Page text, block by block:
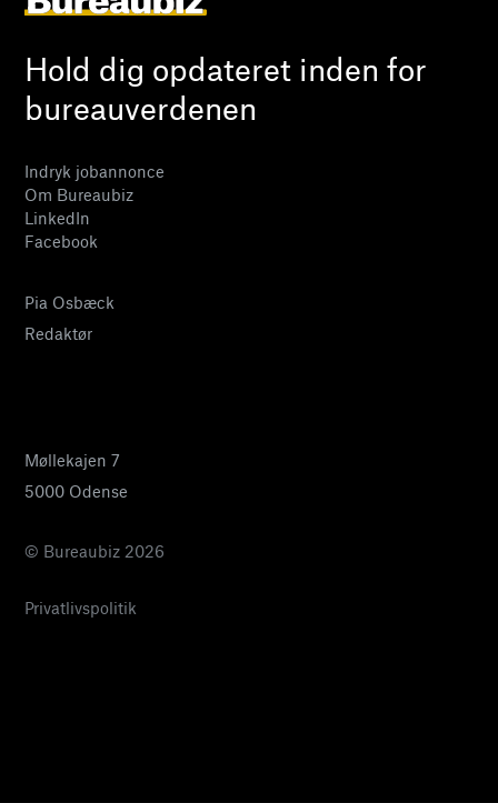
Hold dig opdateret inden for
bureauverdenen
Indryk jobannonce
Om Bureaubiz
LinkedIn
Facebook
Pia Osbæck
Redaktør
Møllekajen 7
5000 Odense
© Bureaubiz 2026
Privatlivspolitik